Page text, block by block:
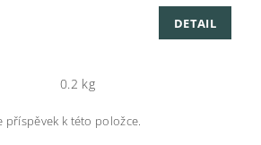
DETAIL
0.2 kg
k této položce.